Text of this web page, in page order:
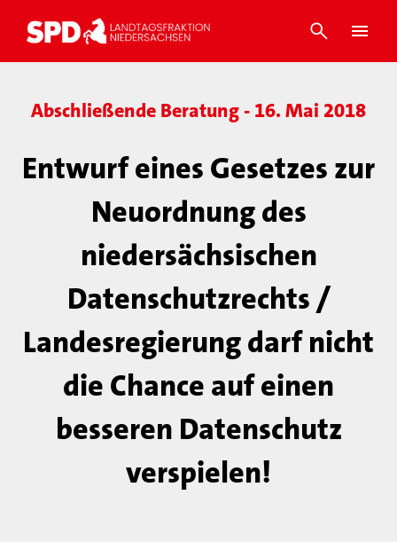
Abschließende Beratung - 16. Mai 2018
Entwurf eines Gesetzes zur
Neuordnung des
niedersächsischen
Datenschutzrechts /
Landesregierung darf nicht
die Chance auf einen
besseren Datenschutz
verspielen!